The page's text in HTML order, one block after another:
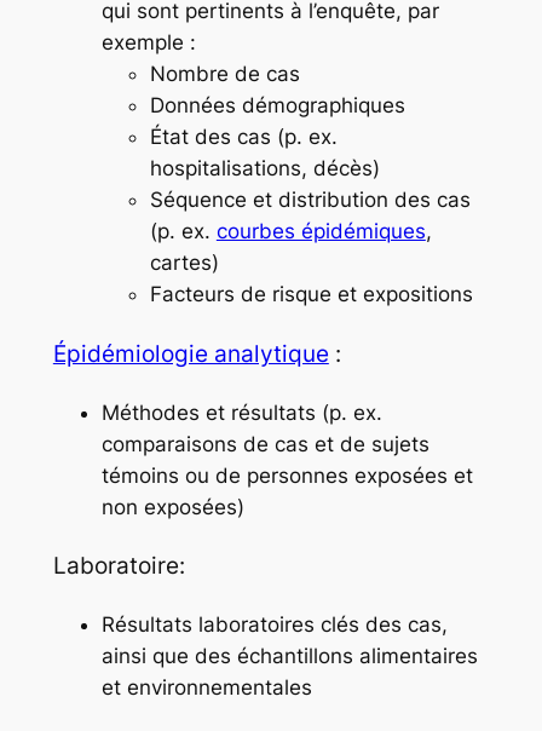
qui sont pertinents à l’enquête, par
exemple :
Nombre de cas
Données démographiques
État des cas (p. ex.
hospitalisations, décès)
Séquence et distribution des cas
(p. ex. courbes épidémiques,
cartes)
Facteurs de risque et expositions
Épidémiologie analytique :
Méthodes et résultats (p. ex.
comparaisons de cas et de sujets
témoins ou de personnes exposées et
non exposées)
Laboratoire:
Résultats laboratoires clés des cas,
ainsi que des échantillons alimentaires
et environnementales